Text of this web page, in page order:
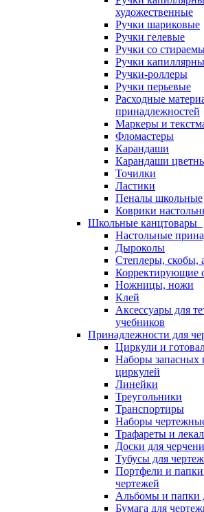
художественные
Ручки шариковые
Ручки гелевые
Ручки со
Ручки
Ручки-роллеры
Ручки перьевые
Расходные
принадлежностей
Маркеры и
Фломастеры
Карандаши
Карандаши
Точилки
Ластики
Пеналы школьные
Коврики
Школьные канцтовары
Настольные
Дыроколы
Степлеры, скобы,
Корректирующие
Ножницы, ножи
Клей
Аксессуары для
учебников
Принадлежности для
Циркули и
Наборы запасных
циркулей
Линейки
Треугольники
Транспортиры
Наборы
Трафареты и
Доски для
Тубусы для
Портфели и папки
чертежей
Альбомы и папки
Бумага для